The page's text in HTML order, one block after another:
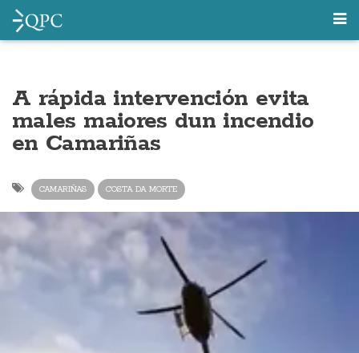
A rápida intervención evita
males maiores dun incendio
en Camariñas
CAMARIÑAS COSTA DA MORTE